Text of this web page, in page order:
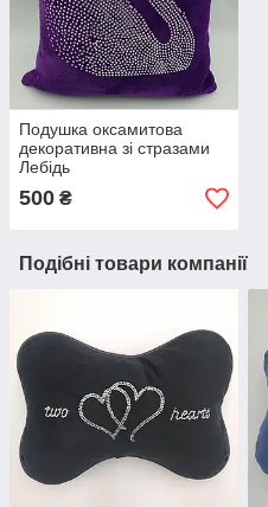
Подушка оксамитова
декоративна зі стразами
Лебідь
500 ₴
Подібні товари компанії